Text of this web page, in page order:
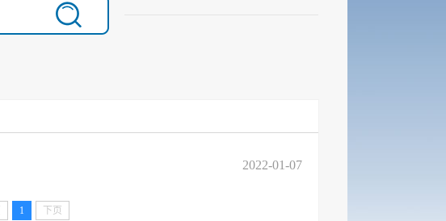
2022-01-07
1 下页